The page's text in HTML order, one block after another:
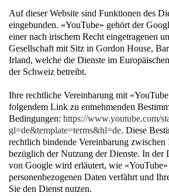
Auf dieser Website sind Funktionen des
eingebunden. «YouTube» gehört der
einer nach irischem Recht eingetragenen
Gesellschaft mit Sitz in Gordon House,
Irland, welche die Dienste im
der Schweiz betreibt.
Ihre rechtliche Vereinbarung mit
folgendem Link zu entnehmenden
Bedingungen: https://www.youtube.com/
gl=de&template=terms&hl=de. Diese
rechtlich bindende Vereinbarung zwischen
bezüglich der Nutzung der Dienste. In der
von Google wird erläutert, wie
personenbezogenen Daten verfährt und
Sie den Dienst nutzen.